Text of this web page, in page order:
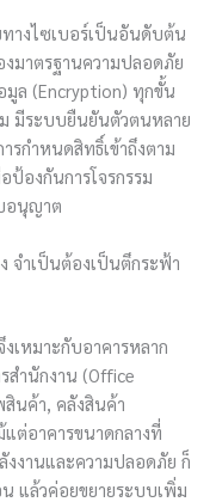
างไซเบอร์เป็นอันดับต้น
งมาตรฐานความปลอดภัย
มูล (Encryption) ทุกขั้น
มีระบบยืนยันตัวตนหลาย
กำหนดสิทธิ์เข้าถึงตาม
องกันการโจรกรรม
อนุญาต
จำเป็นต้องเป็นตึกระฟ้า
เหมาะกับอาคารหลาก
สำนักงาน (Office
สินค้า, คลังสินค้า
ต่อาคารขนาดกลางที่
งงานและความปลอดภัย ก็
แล้วค่อยขยายระบบเพิ่ม